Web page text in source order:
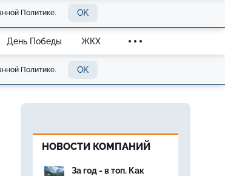
Политике. OK
День Победы ЖКХ
Политике. OK
НОВОСТИ КОМПАНИЙ
За год - в топ. Как